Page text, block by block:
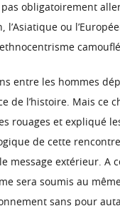
pas obligatoirement
l’Asiatique ou
entre les hommes
de l’histoire. Mais ce
rouages et expliqué
de cette
message extérieur. A
sera soumis au
sans pour